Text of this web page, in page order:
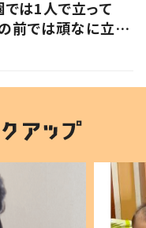
は1人で立って
前では頑なに立た